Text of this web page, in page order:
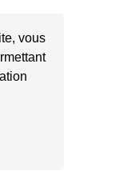
vous